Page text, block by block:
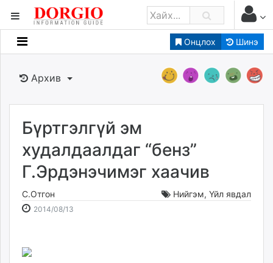
Онцлох Шинэ
Мэдээллийн
Банк санхүү
Бизнес ААН
Төрийн
Нийслэлийн
dorgio.mn
Gogo.mn
caak.mn
Baabar.mn
Архив
Бүртгэлгүй эм
худалдаалдаг “бенз”
Г.Эрдэнэчимэг хаачив
С.Отгон Нийгэм, Үйл явдал
2014/08/13